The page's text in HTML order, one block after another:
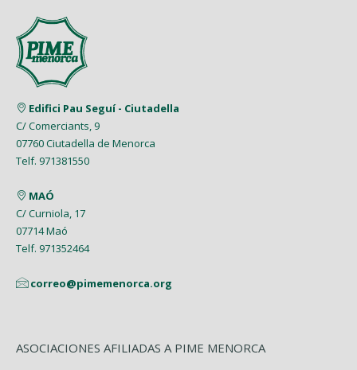
Edifici Pau Seguí - Ciutadella
C/ Comerciants, 9
07760 Ciutadella de Menorca
Telf. 971381550
MAÓ
C/ Curniola, 17
07714 Maó
Telf. 971352464
correo@pimemenorca.org
ASOCIACIONES AFILIADAS A PIME MENORCA